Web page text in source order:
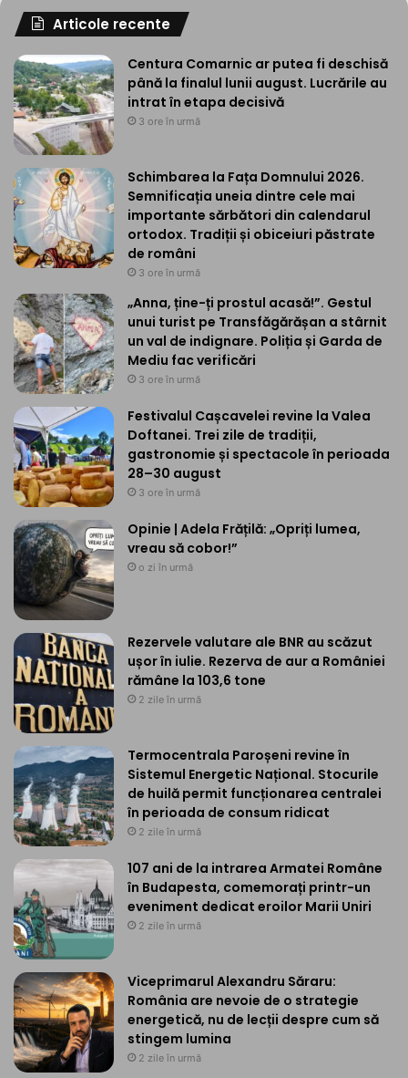
Articole recente
Centura Comarnic ar putea fi deschisă
până la finalul lunii august. Lucrările au
intrat în etapa decisivă
3 ore în urmă
Schimbarea la Fața Domnului 2026.
Semnificația uneia dintre cele mai
importante sărbători din calendarul
ortodox. Tradiții și obiceiuri păstrate
de români
3 ore în urmă
„Anna, ține-ți prostul acasă!”. Gestul
unui turist pe Transfăgărășan a stârnit
un val de indignare. Poliția și Garda de
Mediu fac verificări
3 ore în urmă
Festivalul Cașcavelei revine la Valea
Doftanei. Trei zile de tradiții,
gastronomie și spectacole în perioada
28–30 august
3 ore în urmă
Opinie | Adela Frățilă: „Opriți lumea,
vreau să cobor!”
o zi în urmă
Rezervele valutare ale BNR au scăzut
ușor în iulie. Rezerva de aur a României
rămâne la 103,6 tone
2 zile în urmă
Termocentrala Paroșeni revine în
Sistemul Energetic Național. Stocurile
de huilă permit funcționarea centralei
în perioada de consum ridicat
2 zile în urmă
107 ani de la intrarea Armatei Române
în Budapesta, comemorați printr-un
eveniment dedicat eroilor Marii Uniri
2 zile în urmă
Viceprimarul Alexandru Săraru:
România are nevoie de o strategie
energetică, nu de lecții despre cum să
stingem lumina
2 zile în urmă